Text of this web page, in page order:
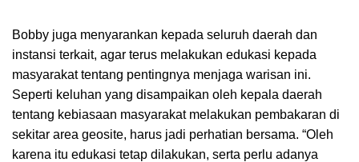
Bobby juga menyarankan kepada seluruh daerah dan
instansi terkait, agar terus melakukan edukasi kepada
masyarakat tentang pentingnya menjaga warisan ini.
Seperti keluhan yang disampaikan oleh kepala daerah
tentang kebiasaan masyarakat melakukan pembakaran di
sekitar area geosite, harus jadi perhatian bersama. “Oleh
karena itu edukasi tetap dilakukan, serta perlu adanya